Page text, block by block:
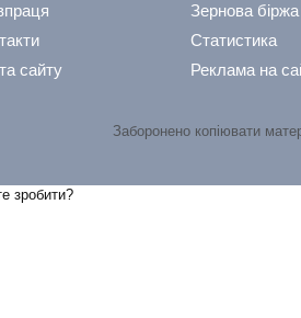
сайту
Зернова біржа
Статистика
Реклама на
Заборонено копіювати
зробити?